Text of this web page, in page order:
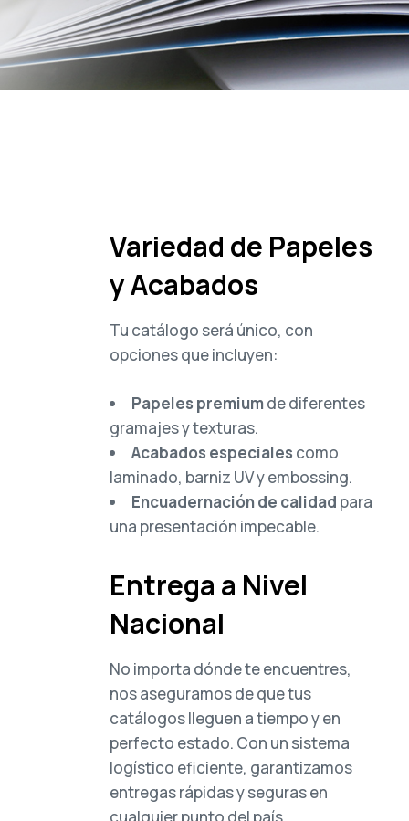
Variedad de Papeles
y Acabados
Tu catálogo será único, con
opciones que incluyen:
Papeles premiumde diferentes
gramajes y texturas.
Acabados especiales como
laminado, barniz UV y embossing.
Encuadernación de calidad para
una presentación impecable.
Entrega a Nivel
Nacional
No importa dónde te encuentres,
nos aseguramos de que tus
catálogos lleguen a tiempo y en
perfecto estado. Con un sistema
logístico eficiente, garantizamos
entregas rápidas y seguras en